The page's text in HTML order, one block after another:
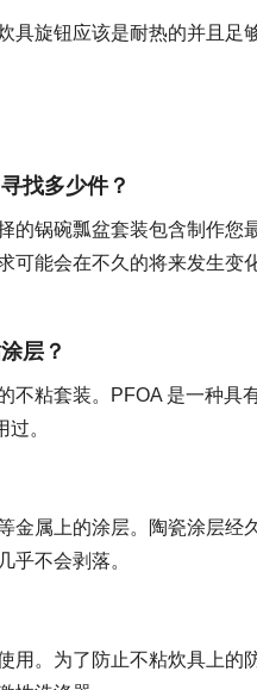
具旋钮应该是耐热的并且足
找多少件？
的锅碗瓢盆套装包含制作您
可能会在不久的将来发生变
层？
不粘套装。PFOA 是一种具
。
金属上的涂层。陶瓷涂层经
乎不会剥落。
用。为了防止不粘炊具上的